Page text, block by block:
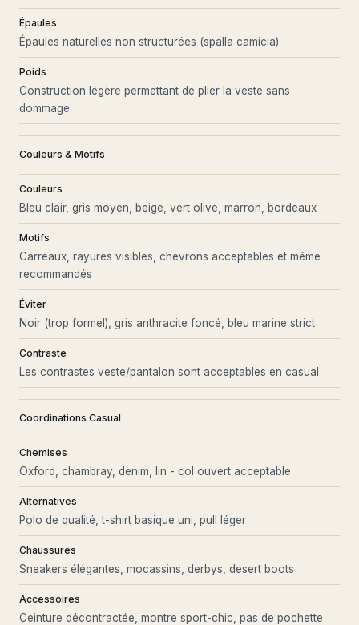
Épaules
Épaules naturelles non structurées (spalla camicia)
Poids
Construction légère permettant de plier la veste sans
dommage
Couleurs & Motifs
Couleurs
Bleu clair, gris moyen, beige, vert olive, marron, bordeaux
Motifs
Carreaux, rayures visibles, chevrons acceptables et même
recommandés
Éviter
Noir (trop formel), gris anthracite foncé, bleu marine strict
Contraste
Les contrastes veste/pantalon sont acceptables en casual
Coordinations Casual
Chemises
Oxford, chambray, denim, lin - col ouvert acceptable
Alternatives
Polo de qualité, t-shirt basique uni, pull léger
Chaussures
Sneakers élégantes, mocassins, derbys, desert boots
Accessoires
Ceinture décontractée, montre sport-chic, pas de pochette